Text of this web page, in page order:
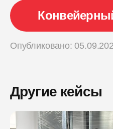
Опубликовано:
Другие кейсы